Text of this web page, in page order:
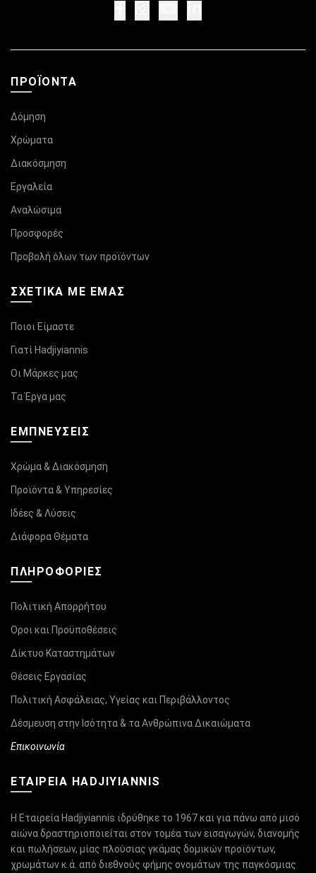
ΠΡΟΪΌΝΤΑ
Δόμηση
Χρώματα
Διακόσμηση
Εργαλεία
Αναλώσιμα
Προσφορές
Προβολή όλων των προϊόντων
ΣΧΕΤΙΚΆ ΜΕ ΕΜΑΣ
Ποιοι Είμαστε
Γιατί Hadjiyiannis
Οι Μάρκες μας
Τα Έργα μας
ΕΜΠΝΕΥΣΕΙΣ
Χρώμα & Διακόσμηση
Προϊόντα & Υπηρεσίες
Ιδέες & Λύσεις
Διάφορα Θέματα
ΠΛΗΡΟΦΟΡΊΕΣ
Πολιτική Απορρήτου
Οροι και Προϋποθέσεις
Δίκτυο Καταστημάτων
Θέσεις Εργασίας
Πολιτική Ασφάλειας, Υγείας και Περιβάλλοντος
Δέσμευση στην Ισότητα & τα Ανθρώπινα Δικαιώματα
Επικοινωνία
ΕΤΑΙΡΕΙΑ HADJIYIANNIS
Η Εταιρεία Hadjiyiannis ιδρύθηκε το 1967 και για πάνω από μισό
αιώνα δραστηριοποιείται στον τομέα των εισαγωγών, διανομής
και πωλήσεων, μίας πλούσιας γκάμας δομικών προϊόντων,
χρωμάτων κ.ά. από διεθνούς φήμης ονομάτων της παγκόσμιας